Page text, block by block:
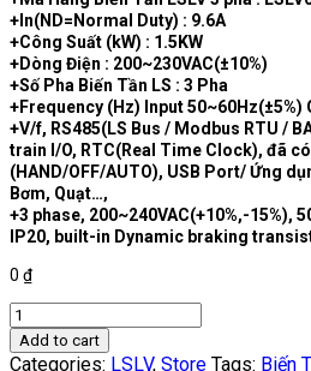
+In(ND=Normal Duty) : 9.6A
+Công Suất (kW) : 1.5KW
+Dòng Điện : 200~230VAC(±10%)
+Số Pha Biến Tần LS : 3 Pha
+Frequency (Hz) Input 50~60Hz(±5%)
+V/f, RS485(LS Bus / Modbus RTU /
train I/O, RTC(Real Time Clock), đã
(HAND/OFF/AUTO), USB Port/ Ứng
Bơm, Quạt…,
+3 phase, 200~240VAC(+10%,-15%),
IP20, built-in Dynamic braking
0 ₫
LSLV0015H100-
2CONN
|
Add to cart
Categories: LSLV, Store Tags: Biến